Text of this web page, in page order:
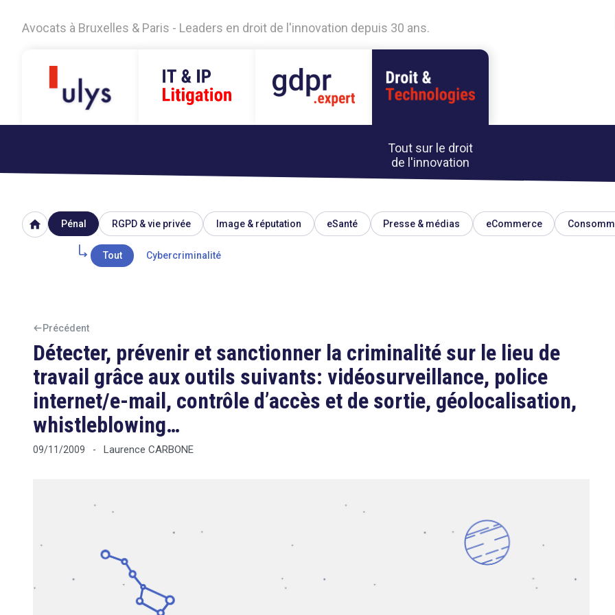
Avocats à Bruxelles & Paris - Leaders en droit de l'innovation depuis 30 ans.
Tout sur le droit
de l'innovation
home Pénal RGPD & vie privée Image & réputation eSanté Presse & médias eCommerce
Tout Cybercriminalité
Précédent
Détecter, prévenir et sanctionner la criminalité sur le lieu de
travail grâce aux outils suivants: vidéosurveillance, police
internet/e-mail, contrôle d’accès et de sortie, géolocalisation,
whistleblowing…
09/11/2009 - Laurence CARBONE